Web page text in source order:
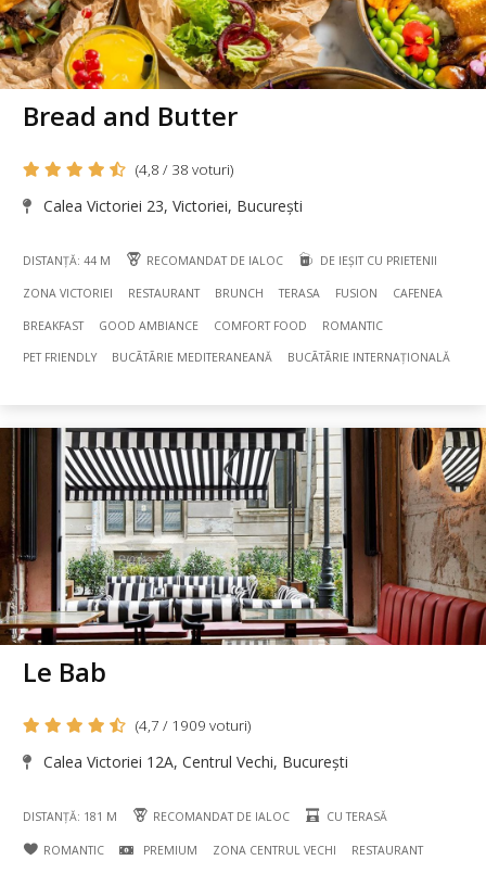
Bread and Butter
(4,8 / 38 voturi)
Calea Victoriei 23, Victoriei, București
DISTANȚĂ: 44 M RECOMANDAT DE IALOC DE IEȘIT CU PRIETENII
ZONA VICTORIEI RESTAURANT BRUNCH TERASA FUSION CAFENEA
BREAKFAST GOOD AMBIANCE COMFORT FOOD ROMANTIC
PET FRIENDLY BUCÃTÃRIE MEDITERANEANĂ BUCÃTÃRIE INTERNAȚIONALĂ
Le Bab
(4,7 / 1909 voturi)
Calea Victoriei 12A, Centrul Vechi, București
DISTANȚĂ: 181 M RECOMANDAT DE IALOC CU TERASĂ
ROMANTIC PREMIUM ZONA CENTRUL VECHI RESTAURANT